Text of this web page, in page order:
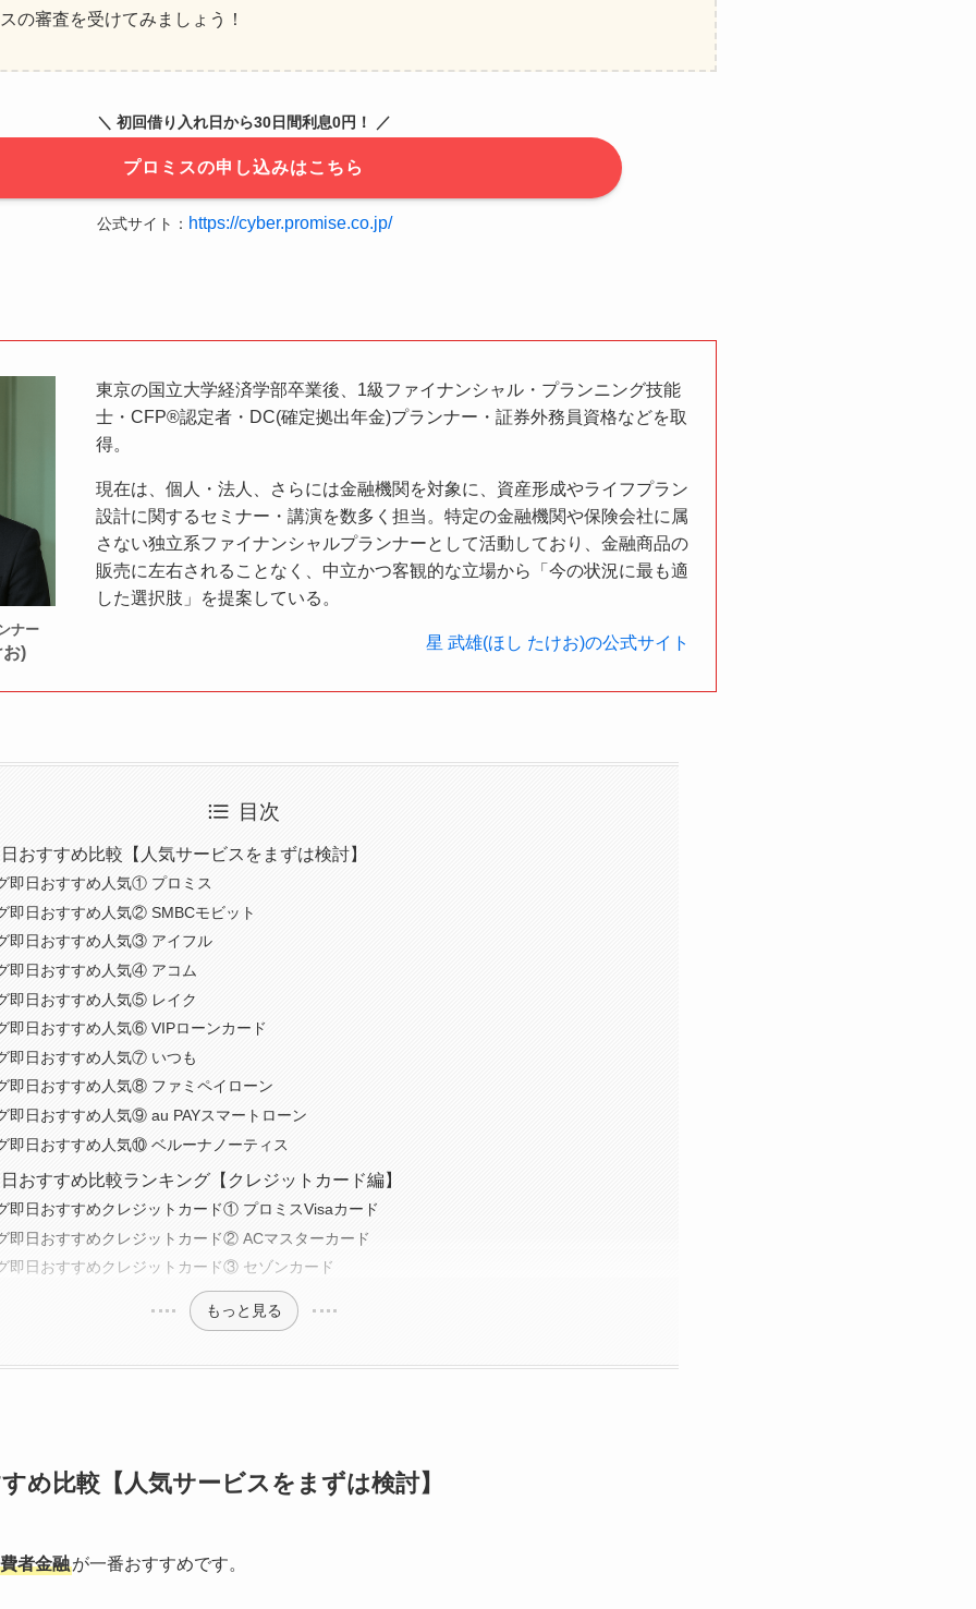
の審査を受けてみましょう！
＼ 初回借り入れ日から30日間利息0円！ ／
プロミスの申し込みはこちら
公式サイト： https://cyber.promise.co.jp/
ナー
お)
東京の国立大学経済学部卒業後、1級ファイナンシャル・プランニング技能
士・CFP®認定者・DC(確定拠出年金)プランナー・証券外務員資格などを取
得。
現在は、個人・法人、さらには金融機関を対象に、資産形成やライフプラン
設計に関するセミナー・講演を数多く担当。特定の金融機関や保険会社に属
さない独立系ファイナンシャルプランナーとして活動しており、金融商品の
販売に左右されることなく、中立かつ客観的な立場から「今の状況に最も適
した選択肢」を提案している。
星 武雄(ほし たけお)の公式サイト
目次
おすすめ比較【人気サービスをまずは検討】
即日おすすめ人気① プロミス
即日おすすめ人気② SMBCモビット
即日おすすめ人気③ アイフル
即日おすすめ人気④ アコム
即日おすすめ人気⑤ レイク
即日おすすめ人気⑥ VIPローンカード
即日おすすめ人気⑦ いつも
即日おすすめ人気⑧ ファミペイローン
即日おすすめ人気⑨ au PAYスマートローン
即日おすすめ人気⑩ ベルーナノーティス
おすすめ比較ランキング【クレジットカード編】
即日おすすめクレジットカード① プロミスVisaカード
即日おすすめクレジットカード② ACマスターカード
即日おすすめクレジットカード③ セゾンカード
もっと見る
め比較【人気サービスをまずは検討】
者金融が一番おすすめです。